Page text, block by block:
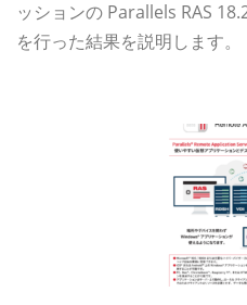
ッションの Parallels RAS
を行った結果を説明します。